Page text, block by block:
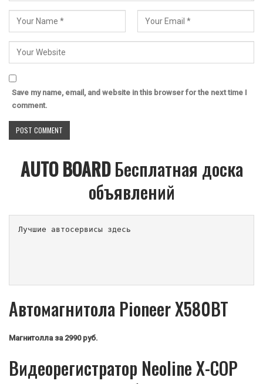
Save my name, email, and website in this browser for the next time I
comment.
AUTO BOARDБесплатная доска
объявлений
Лучшие автосервисы здесь
Автомагнитола Pioneer X580BT
Магнитолла за 2990 руб.
Видеорегистратор Neoline X-COP